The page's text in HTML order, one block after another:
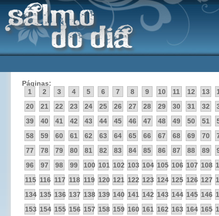
Páginas:
1
2 3 4 5 6 7 8 9 10 11 12 13
20
21 22 23 24 25 26 27 28 29 30 31 32
39
40 41 42 43 44 45 46 47 48 49 50 51
58
59 60 61 62 63 64 65 66 67 68 69 70
77
78 79 80 81 82 83 84 85 86 87 88 89
96
97 98 99 100 101 102 103 104 105 106 107 108
115 116 117 118 119 120 121 122 123 124 125 126 127
134 135 136 137 138 139 140 141 142 143 144 145 146
153 154 155 156 157 158 159 160 161 162 163 164 165